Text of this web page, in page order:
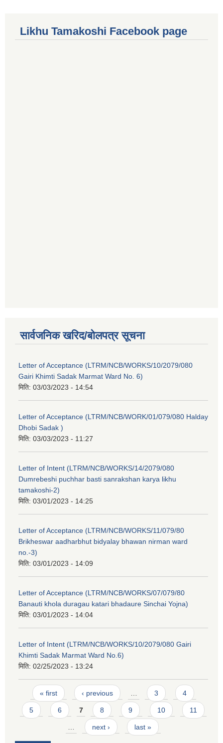
Likhu Tamakoshi Facebook page
सार्वजनिक खरिद/बोलपत्र सूचना
Letter of Acceptance (LTRM/NCB/WORKS/10/2079/080
Gairi Khimti Sadak Marmat Ward No. 6)
मिति: 03/03/2023 - 14:54
Letter of Acceptance (LTRM/NCB/WORK/01/079/080 Halday
Dhobi Sadak )
मिति: 03/03/2023 - 11:27
Letter of Intent (LTRM/NCB/WORKS/14/2079/080
Dumrebeshi puchhar basti sanrakshan karya likhu
tamakoshi-2)
मिति: 03/01/2023 - 14:25
Letter of Acceptance (LTRM/NCB/WORKS/11/079/80
Brikheswar aadharbhut bidyalay bhawan nirman ward
no.-3)
मिति: 03/01/2023 - 14:09
Letter of Acceptance (LTRM/NCB/WORKS/07/079/80
Banauti khola duragau katari bhadaure Sinchai Yojna)
मिति: 03/01/2023 - 14:04
Letter of Intent (LTRM/NCB/WORKS/10/2079/080 Gairi
Khimti Sadak Marmat Ward No.6)
मिति: 02/25/2023 - 13:24
Pages
« first ‹ previous 3 4
5 6 7 8 9 10 11
next › last »